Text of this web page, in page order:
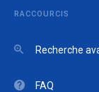
RACCOURCIS
Recherche
FAQ